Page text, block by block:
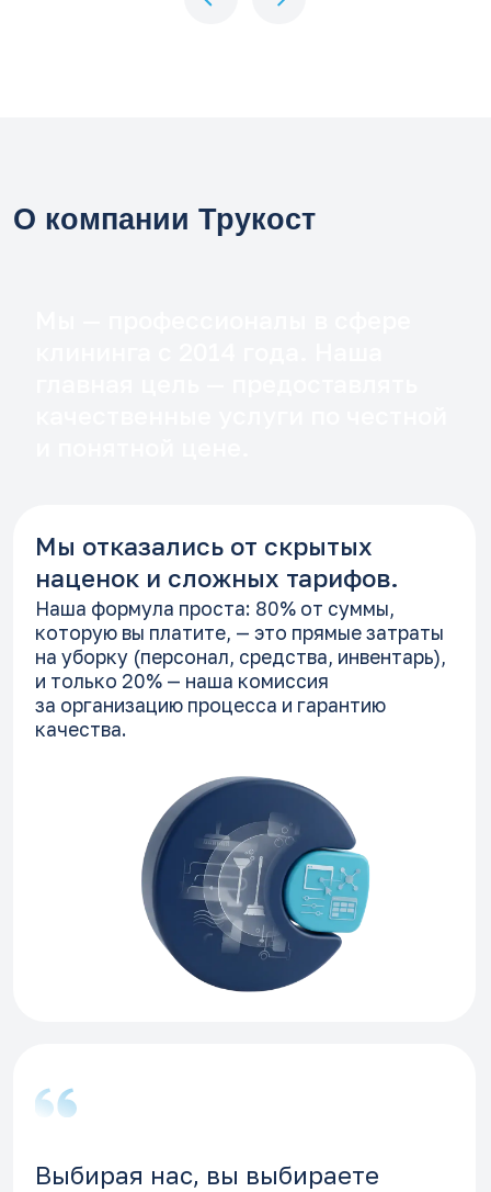
Политика конфиденциальности
Оставить заявку
smeta@truecost.su
Москва, ул. Мясницкая, д. 22,
стр. 1, оф. 334
+7 (499) 394 34 65